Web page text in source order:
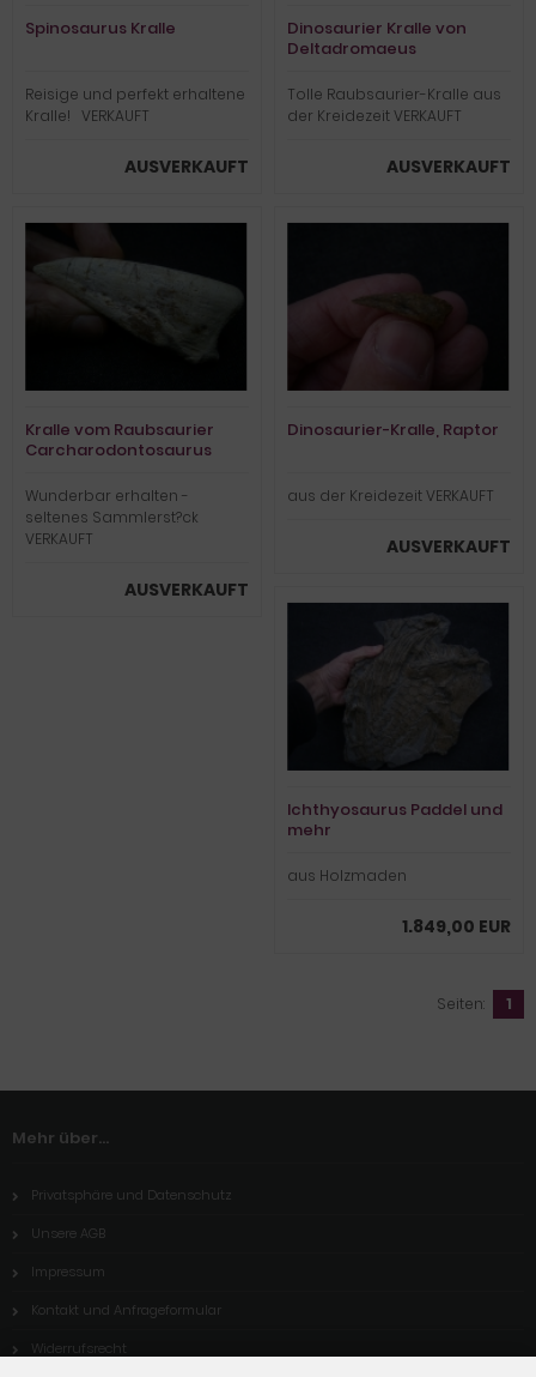
Spinosaurus Kralle
Reisige und perfekt erhaltene
Kralle! VERKAUFT
AUSVERKAUFT
Dinosaurier Kralle von
Deltadromaeus
Tolle Raubsaurier-Kralle aus
der Kreidezeit VERKAUFT
AUSVERKAUFT
Kralle vom Raubsaurier
Carcharodontosaurus
Wunderbar erhalten -
seltenes Sammlerst?ck
VERKAUFT
AUSVERKAUFT
Dinosaurier-Kralle, Raptor
aus der Kreidezeit VERKAUFT
AUSVERKAUFT
Ichthyosaurus Paddel und
mehr
aus Holzmaden
1.849,00 EUR
Seiten: 1
Mehr über...
Privatsphäre und Datenschutz
Unsere AGB
Impressum
Kontakt und Anfrageformular
Widerrufsrecht